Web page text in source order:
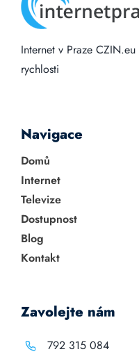
Internet v Praze CZIN.eu
rychlosti
Navigace
Domů
Internet
Televize
Dostupnost
Blog
Kontakt
Zavolejte nám
792 315 084